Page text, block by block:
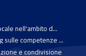
nell'ambito d...
sulle competenze ...
e condivisione